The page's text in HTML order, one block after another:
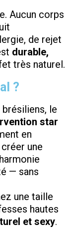
Aucun corps
de rejet
durable,
très naturel.
?
le
star
en
une
— sans
une taille
hautes
et sexy.